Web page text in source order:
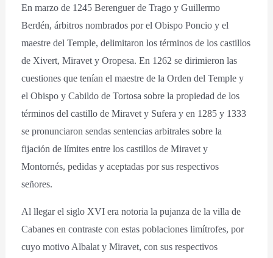
En marzo de 1245 Berenguer de Trago y Guillermo
Berdén, árbitros nombrados por el Obispo Poncio y el
maestre del Temple, delimitaron los términos de los castillos
de Xivert, Miravet y Oropesa. En 1262 se dirimieron las
cuestiones que tenían el maestre de la Orden del Temple y
el Obispo y Cabildo de Tortosa sobre la propiedad de los
términos del castillo de Miravet y Sufera y en 1285 y 1333
se pronunciaron sendas sentencias arbitrales sobre la
fijación de límites entre los castillos de Miravet y
Montornés, pedidas y aceptadas por sus respectivos
señores.
Al llegar el siglo XVI era notoria la pujanza de la villa de
Cabanes en contraste con estas poblaciones limítrofes, por
cuyo motivo Albalat y Miravet, con sus respectivos